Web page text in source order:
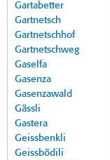
Gartabetter
Gartnetsch
Gartnetschhof
Gartnetschweg
Gaselfa
Gasenza
Gasenzawald
Gässli
Gastera
Geissbenkli
Geissbödili